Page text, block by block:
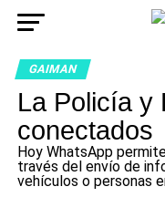
GAIMAN
La Policía y
conectados
Hoy WhatsApp
través del envío de
vehículos o personas